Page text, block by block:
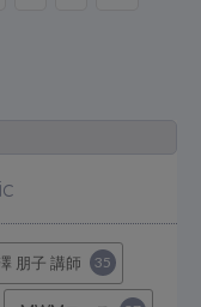
朋子 講師 35